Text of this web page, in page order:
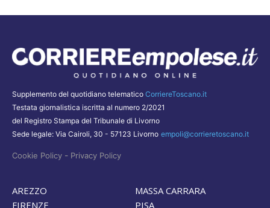
Supplemento del quotidiano telematico CorriereToscano.it
Testata giornalistica iscritta al numero 2/2021
del Registro Stampa del Tribunale di Livorno
Sede legale: Via Cairoli, 30 - 57123 Livorno empoli@corrieretoscano.it
Cookie Policy - Privacy Policy
AREZZO
FIRENZE
MASSA CARRARA
PISA